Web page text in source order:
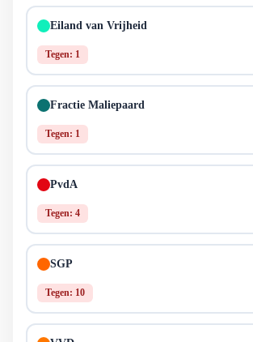
Eiland van Vrijheid
Tegen: 1
Fractie Maliepaard
Tegen: 1
PvdA
Tegen: 4
SGP
Tegen: 10